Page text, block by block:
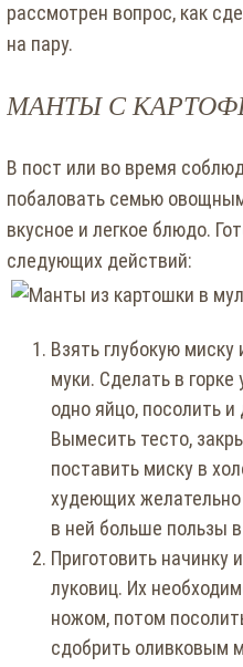
рассмотрен вопрос, как
на пару.
МАНТЫ С
В пост или во время
побаловать семью
вкусное и легкое блюдо.
следующих действий:
Взять глубокую миску
муки. Сделать в горке
одно яйцо, посолить
Вымесить тесто,
поставить миску в
худеющих
в ней больше пользы
Приготовить начинку
луковиц. Их
ножом, потом
сдобрить оливковым